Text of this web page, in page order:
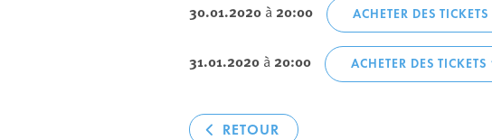
30.01.2020à 20:00 ACHETER DES TICKETS
31.01.2020à 20:00 ACHETER DES TICKETS
RETOUR